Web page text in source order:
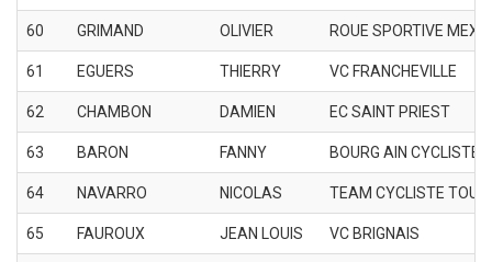
60 GRIMAND OLIVIER ROUE SPORTIVE
61 EGUERS THIERRY VC FRANCHEVILLE
62 CHAMBON DAMIEN EC SAINT PRIEST
63 BARON FANNY BOURG AIN CYCLISTE
64 NAVARRO NICOLAS TEAM CYCLISTE
65 FAUROUX JEAN LOUIS VC BRIGNAIS